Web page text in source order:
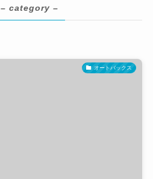
– category –
オートバックス